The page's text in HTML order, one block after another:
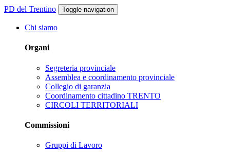
PD del Trentino Toggle navigation
Chi siamo
Organi
Segreteria provinciale
Assemblea e coordinamento provinciale
Collegio di garanzia
Coordinamento cittadino TRENTO
CIRCOLI TERRITORIALI
Commissioni
Gruppi di Lavoro